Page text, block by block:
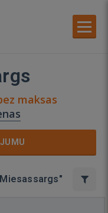
maksas